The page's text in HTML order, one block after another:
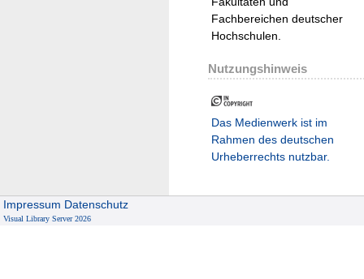
Fachbereichen deutscher
Hochschulen.
Nutzungshinweis
Das Medienwerk ist im
Rahmen des deutschen
Urheberrechts nutzbar.
Impressum Datenschutz
Visual Library Server 2026